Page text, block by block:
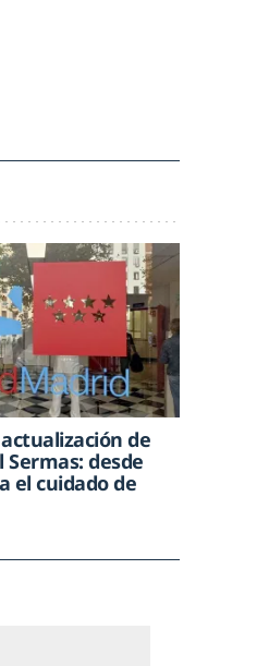
de
desde
el cuidado de